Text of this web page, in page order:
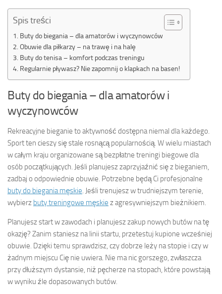
Spis treści
Buty do biegania – dla amatorów i wyczynowców
Obuwie dla piłkarzy – na trawę i na halę
Buty do tenisa – komfort podczas treningu
Regularnie pływasz? Nie zapomnij o klapkach na basen!
Buty do biegania – dla amatorów i
wyczynowców
Rekreacyjne bieganie to aktywność dostępna niemal dla każdego.
Sport ten cieszy się stale rosnącą popularnością. W wielu miastach
w całym kraju organizowane są bezpłatne treningi biegowe dla
osób początkujących. Jeśli planujesz zaprzyjaźnić się z bieganiem,
zadbaj o odpowiednie obuwie. Potrzebne będą Ci profesjonalne
buty do biegania męskie. Jeśli trenujesz w trudniejszym terenie,
wybierz buty treningowe męskie z agresywniejszym bieżnikiem.
Planujesz start w zawodach i planujesz zakup nowych butów na tę
okazję? Zanim staniesz na linii startu, przetestuj kupione wcześniej
obuwie. Dzięki temu sprawdzisz, czy dobrze leży na stopie i czy w
żadnym miejscu Cię nie uwiera. Nie ma nic gorszego, zwłaszcza
przy dłuższym dystansie, niż pęcherze na stopach, które powstają
w wyniku źle dopasowanych butów.